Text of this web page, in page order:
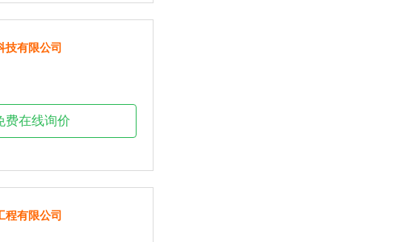
技有限公司
费在线询价
程有限公司